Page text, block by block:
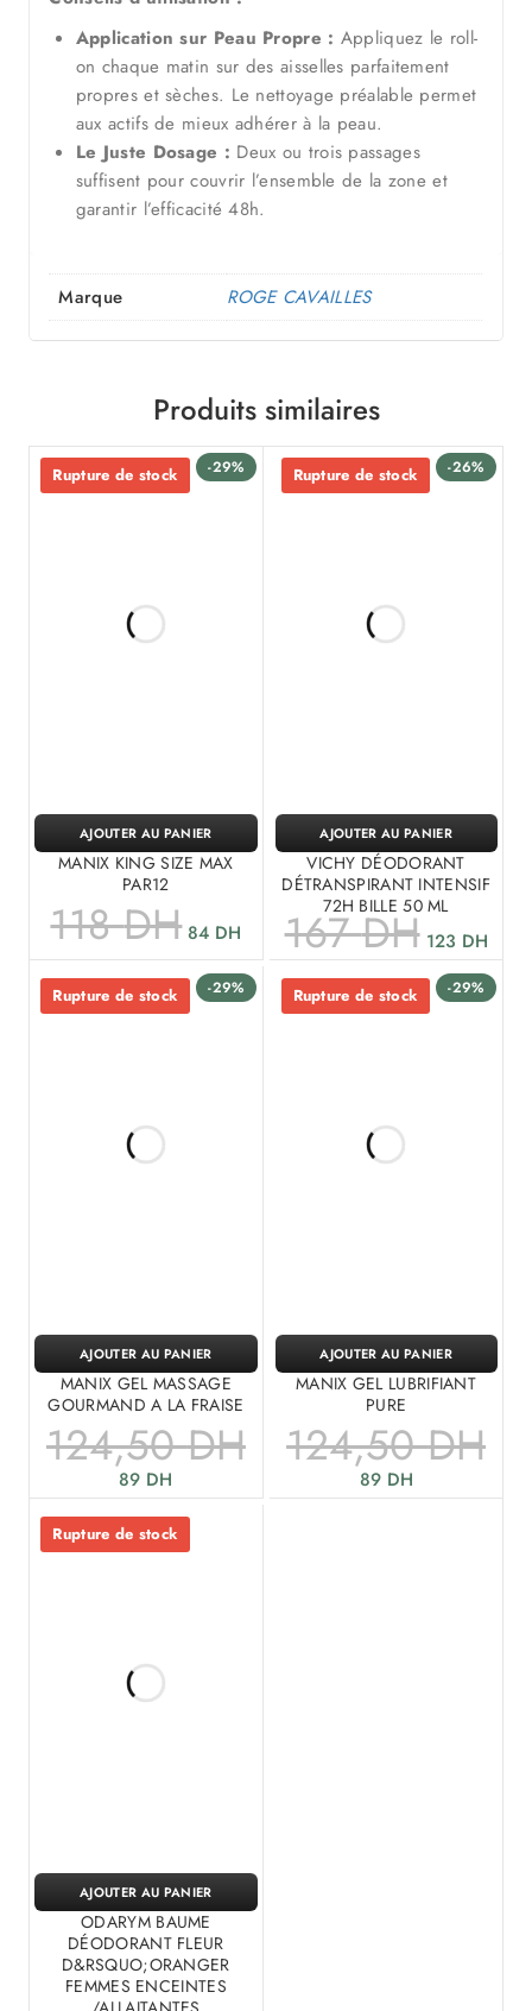
Application sur Peau Propre : Appliquez le roll-
on chaque matin sur des aisselles parfaitement
propres et sèches. Le nettoyage préalable permet
aux actifs de mieux adhérer à la peau.
Le Juste Dosage : Deux ou trois passages
suffisent pour couvrir l’ensemble de la zone et
garantir l’efficacité 48h.
Marque ROGE CAVAILLES
Produits similaires
-29%
Rupture de stock
MANIX KING SIZE MAX
PAR12
118DH 84 DH
AJOUTER AU PANIER
-26%
Rupture de stock
VICHY DÉODORANT
DÉTRANSPIRANT INTENSIF
72H BILLE 50 ML
167DH 123 DH
AJOUTER AU PANIER
-29%
Rupture de stock
MANIX GEL MASSAGE
GOURMAND A LA FRAISE
124,50DH
89 DH
AJOUTER AU PANIER
-29%
Rupture de stock
MANIX GEL LUBRIFIANT
PURE
124,50DH
89 DH
AJOUTER AU PANIER
Rupture de stock
ODARYM BAUME
DÉODORANT FLEUR
D&RSQUO;ORANGER
FEMMES ENCEINTES
AJOUTER AU PANIER